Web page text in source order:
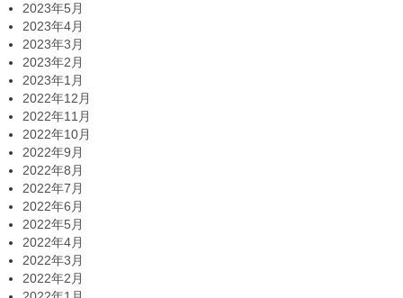
2023年5月
2023年4月
2023年3月
2023年2月
2023年1月
2022年12月
2022年11月
2022年10月
2022年9月
2022年8月
2022年7月
2022年6月
2022年5月
2022年4月
2022年3月
2022年2月